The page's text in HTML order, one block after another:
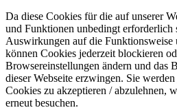
Da diese Cookies für die auf unserer
und Funktionen unbedingt erforderlich
Auswirkungen auf die Funktionsweise
können Cookies jederzeit blockieren
Browsereinstellungen ändern und das
dieser Webseite erzwingen. Sie
Cookies zu akzeptieren / abzulehnen,
erneut besuchen.